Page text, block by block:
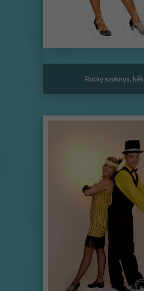
Rocky szoknya, kék